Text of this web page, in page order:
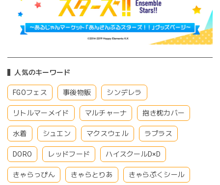
人気のキーワード
FGOフェス 事後物販 シンデレラ
リトルマーメイド マルチャーナ 抱き枕カバー
水着 シュエン マクスウェル ラプラス
DORO レッドフード ハイスクールD×D
きゃらっぴん きゃらとりあ きゃらぷくシール